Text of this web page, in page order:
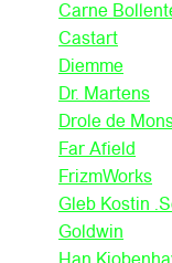
Carne
Castart
Diemme
Dr. Martens
Drole de
Far Afield
FrizmWorks
Gleb Kostin
Goldwin